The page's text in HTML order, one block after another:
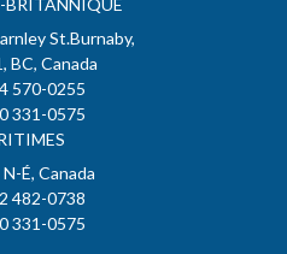
St.Burnaby,
BC, Canada
570-0255
331-0575
É, Canada
482-0738
331-0575